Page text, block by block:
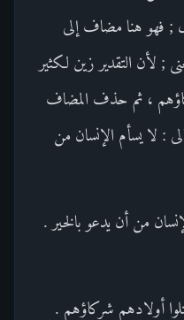
; فهو هنا مضاف إلى
; لأن التقدير زين لكثير
، ثم حذف المضاف
: لا يسأم الإنسان من
من أن يدعو بالخير .
أولادهم شركاؤهم .